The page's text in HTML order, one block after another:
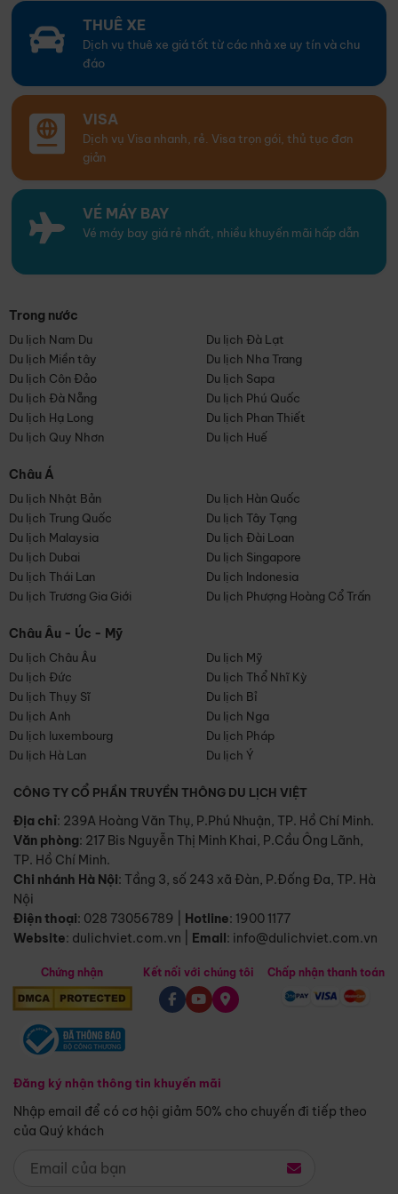
THUÊ XE
Dịch vụ thuê xe giá tốt từ các nhà xe uy tín và chu
đáo
VISA
Dịch vụ Visa nhanh, rẻ. Visa trọn gói, thủ tục đơn
giản
VÉ MÁY BAY
Vé máy bay giá rẻ nhất, nhiều khuyến mãi hấp dẫn
Trong nước
Du lịch Nam Du
Du lịch Đà Lạt
Du lịch Miền tây
Du lịch Nha Trang
Du lịch Côn Đảo
Du lịch Sapa
Du lịch Đà Nẵng
Du lịch Phú Quốc
Du lịch Hạ Long
Du lịch Phan Thiết
Du lịch Quy Nhơn
Du lịch Huế
Châu Á
Du lịch Nhật Bản
Du lịch Hàn Quốc
Du lịch Trung Quốc
Du lịch Tây Tạng
Du lịch Malaysia
Du lịch Đài Loan
Du lịch Dubai
Du lịch Singapore
Du lịch Thái Lan
Du lịch Indonesia
Du lịch Trương Gia Giới
Du lịch Phượng Hoàng Cổ Trấn
Châu Âu - Úc - Mỹ
Du lịch Châu Âu
Du lịch Mỹ
Du lịch Đức
Du lịch Thổ Nhĩ Kỳ
Du lịch Thụy Sĩ
Du lịch Bỉ
Du lịch Anh
Du lịch Nga
Du lịch luxembourg
Du lịch Pháp
Du lịch Hà Lan
Du lịch Ý
CÔNG TY CỔ PHẦN TRUYỀN THÔNG DU LỊCH VIỆT
Địa chỉ: 239A Hoàng Văn Thụ, P.Phú Nhuận, TP. Hồ Chí Minh.
Văn phòng: 217 Bis Nguyễn Thị Minh Khai, P.Cầu Ông Lãnh,
TP. Hồ Chí Minh.
Chi nhánh Hà Nội: Tầng 3, số 243 xã Đàn, P.Đống Đa, TP. Hà
Nội
Điện thoại: 028 73056789 Hotline: 1900 1177
Website: dulichviet.com.vn Email: info@dulichviet.com.vn
Chứng nhận
Đăng ký nhận thông tin khuyến mãi
Nhập email để có cơ hội giảm 50% cho chuyến đi tiếp theo
của Quý khách
Kết nối với chúng tôi Chấp nhận thanh toán